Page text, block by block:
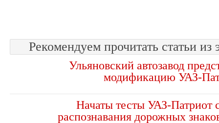
Рекомендуем прочитать статьи из
Ульяновский автозавод
модификацию УАЗ-
Начаты тесты УАЗ-Патриот
распознавания дорожных